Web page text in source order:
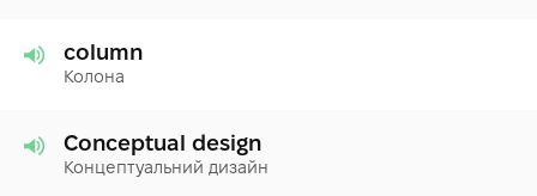
column
Колона
Conceptual design
Концептуальний дизайн